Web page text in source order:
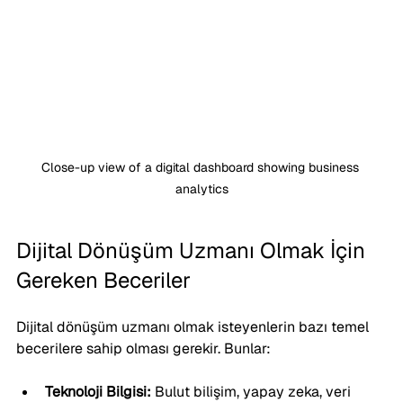
Close-up view of a digital dashboard showing business
analytics
Dijital Dönüşüm Uzmanı Olmak İçin
Gereken Beceriler
Dijital dönüşüm uzmanı olmak isteyenlerin bazı temel
becerilere sahip olması gerekir. Bunlar:
Teknoloji Bilgisi: Bulut bilişim, yapay zeka, veri